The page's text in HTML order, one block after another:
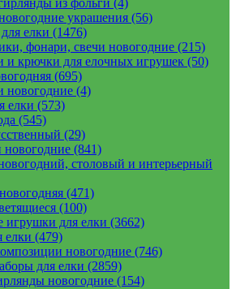
из фольги (4)
украшения (56)
елки (1476)
фонари, свечи новогодние (215)
и крючки для елочных игрушек (50)
(695)
(4)
елки (573)
(545)
(29)
новогодние (841)
столовый и интерьерный
(471)
(100)
для елки (3662)
елки (479)
новогодние (746)
для елки (2859)
новогодние (154)